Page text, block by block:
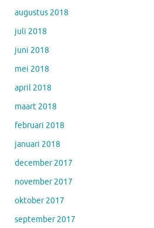
augustus 2018
juli 2018
juni 2018
mei 2018
april 2018
maart 2018
februari 2018
januari 2018
december 2017
november 2017
oktober 2017
september 2017